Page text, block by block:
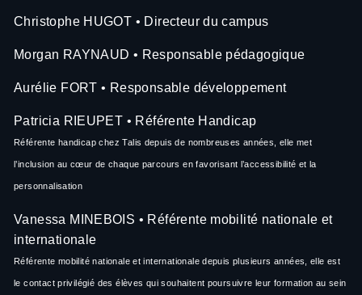
Christophe HUGOT • Directeur du campus
Morgan RAYNAUD • Responsable pédagogique
Aurélie FORT • Responsable développement
Patricia RIEUPET • Référente Handicap
Référente handicap chez Talis depuis de nombreuses années, elle met
l’inclusion au cœur de chaque parcours en favorisant l’accessibilité et la
personnalisation
Vanessa MINEBOIS • Référente mobilité nationale et
internationale
Référente mobilité nationale et internationale depuis plusieurs années, elle est
le contact privilégié des élèves qui souhaitent poursuivre leur formation au sein